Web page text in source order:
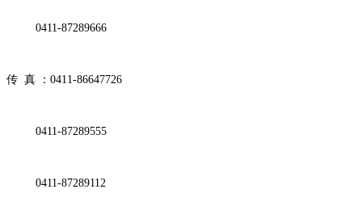
0411-87289666
传 真 ：0411-86647726
0411-87289555
0411-87289112